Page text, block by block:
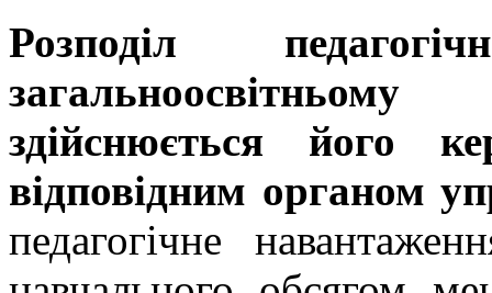
Розподіл
здійснюється його
відповідним органом
педагогічне